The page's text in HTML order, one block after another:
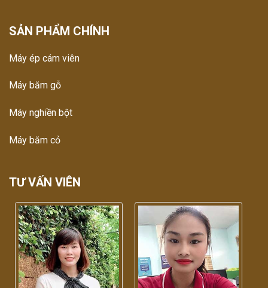
SẢN PHẨM CHÍNH
Máy ép cám viên
Máy băm gỗ
Máy nghiền bột
Máy băm cỏ
TƯ VẤN VIÊN